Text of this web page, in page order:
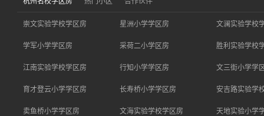
崇文实验学校学区房 星洲小学学区房 文澜实验学校
学军小学学区房 采荷二小学区房 胜利实验学校
江南实验学校学区房 行知小学学区房 文三街小学学
育才登云小学学区房 长寿桥小学学区房 安吉路实验学
卖鱼桥小学学区房 文海实验学校学区房 天地实验小学